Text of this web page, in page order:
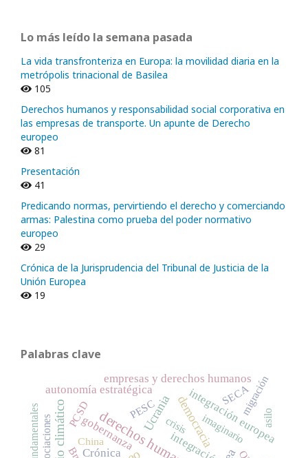
Lo más leído la semana pasada
La vida transfronteriza en Europa: la movilidad diaria en la
metrópolis trinacional de Basilea
105
Derechos humanos y responsabilidad social corporativa en
las empresas de transporte. Un apunte de Derecho
europeo
81
Presentación
41
Predicando normas, pervirtiendo el derecho y comerciando
armas: Palestina como prueba del poder normativo
europeo
29
Crónica de la Jurisprudencia del Tribunal de Justicia de la
Unión Europea
19
Palabras clave
derechos humanos
democracia
Ucrania
autonomía estratégica
Crónica integración
gobernanza integración europea
empresas y derechos humanosmigración
crisis
PCSD PESC
imaginario
China
negociaciones
SECA
asilo